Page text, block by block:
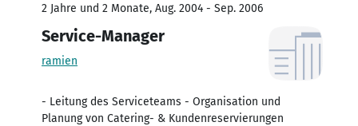
2 Jahre und 2 Monate, Aug. 2004 - Sep. 2006
Service-Manager
ramien
- Leitung des Serviceteams - Organisation und
Planung von Catering- & Kundenreservierungen